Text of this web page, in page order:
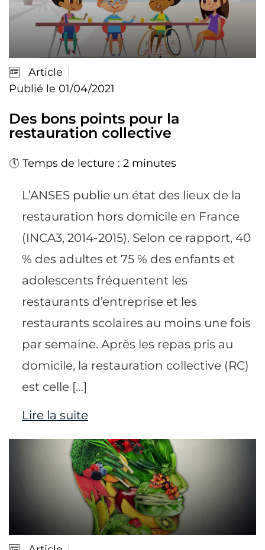
Article
Publié le 01/04/2021
Des bons points pour la
restauration collective
Temps de lecture : 2 minutes
L’ANSES publie un état des lieux de la
restauration hors domicile en France
(INCA3, 2014-2015). Selon ce rapport, 40
% des adultes et 75 % des enfants et
adolescents fréquentent les
restaurants d’entreprise et les
restaurants scolaires au moins une fois
par semaine. Après les repas pris au
domicile, la restauration collective (RC)
est celle […]
Lire la suite